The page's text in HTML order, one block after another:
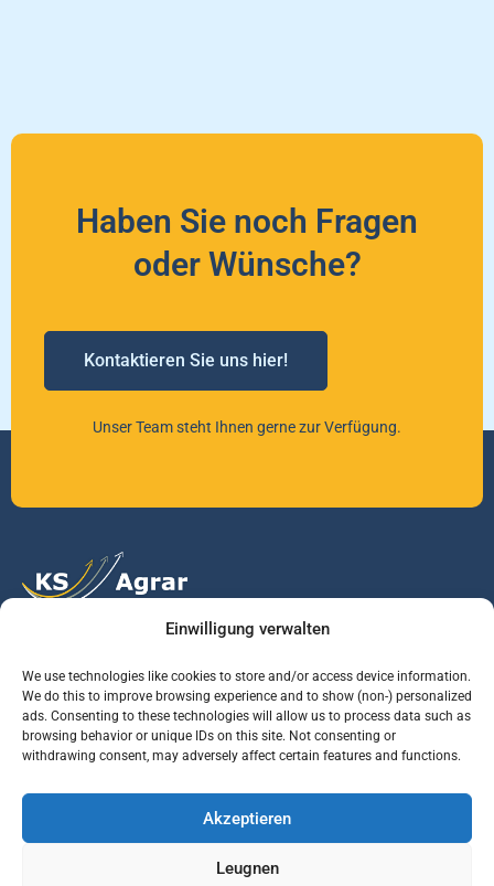
Einwilligung verwalten
We use technologies like cookies to store and/or access device information.
We do this to improve browsing experience and to show (non-) personalized
ads. Consenting to these technologies will allow us to process data such as
browsing behavior or unique IDs on this site. Not consenting or
withdrawing consent, may adversely affect certain features and functions.
Akzeptieren
Leugnen
Haben Sie noch Fragen
oder Wünsche?
Kontaktieren Sie uns hier!
Unser Team steht Ihnen gerne zur Verfügung.
Vertrauen Sie auf unsere Expertise im Agrarmarkt.
Services Jobs
Business Development
Manager (m/w/d)
Informationen